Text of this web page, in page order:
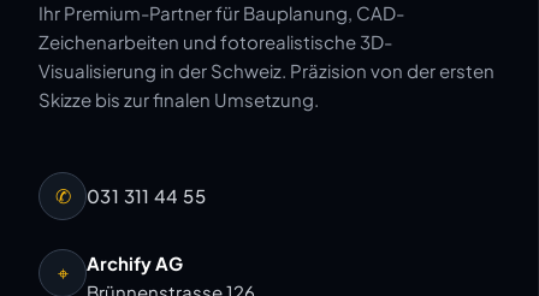
Ihr Premium-Partner für Bauplanung, CAD-
Zeichenarbeiten und fotorealistische 3D-
Visualisierung in der Schweiz. Präzision von der ersten
Skizze bis zur finalen Umsetzung.
✆ 031 311 44 55
⌖
Archify AG